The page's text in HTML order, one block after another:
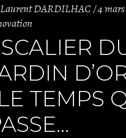
Laurent DARDILHAC 4
TEMPS